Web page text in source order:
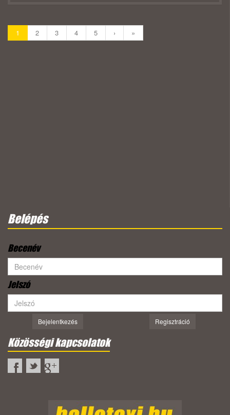
1 2 3 4 5 › »
Belépés
Becenév
Jelszó
Bejelentkezés Regisztráció
Közösségi kapcsolatok